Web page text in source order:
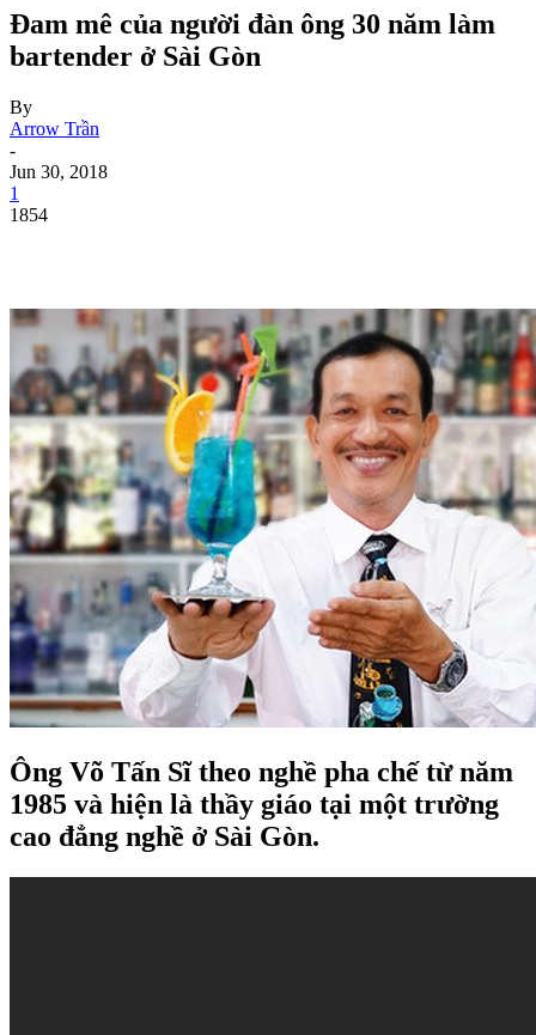
Đam mê của người đàn ông 30 năm làm
bartender ở Sài Gòn
By
Arrow Trần
-
Jun 30, 2018
1
1854
Ông Võ Tấn Sĩ theo nghề pha chế từ năm
1985 và hiện là thầy giáo tại một trường
cao đẳng nghề ở Sài Gòn.